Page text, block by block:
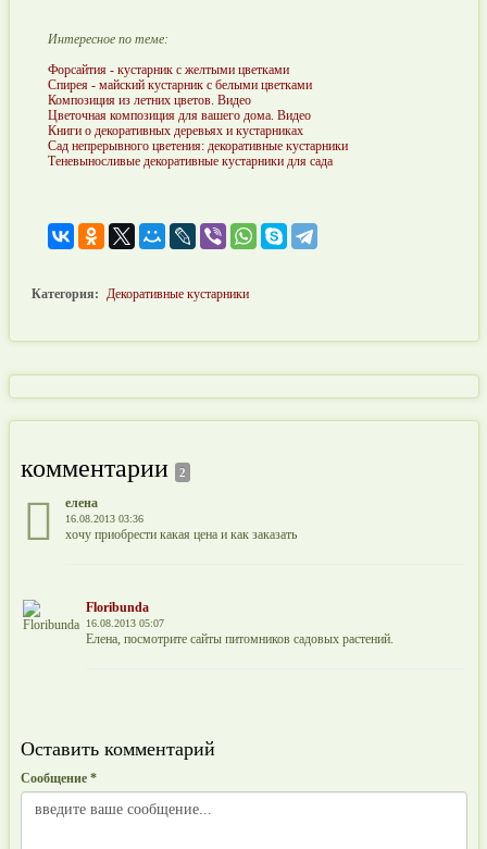
Интересное по теме:
Форсайтия - кустарник с желтыми цветками
Спирея - майский кустарник с белыми цветками
Композиция из летних цветов. Видео
Цветочная композиция для вашего дома. Видео
Книги о декоративных деревьях и кустарниках
Сад непрерывного цветения: декоративные кустарники
Теневыносливые декоративные кустарники для сада
Категория: Декоративные кустарники
комментарии 2
елена
16.08.2013 03:36
хочу приобрести какая цена и как заказать
Floribunda
16.08.2013 05:07
Елена, посмотрите сайты питомников садовых растений.
Оставить комментарий
Сообщение *